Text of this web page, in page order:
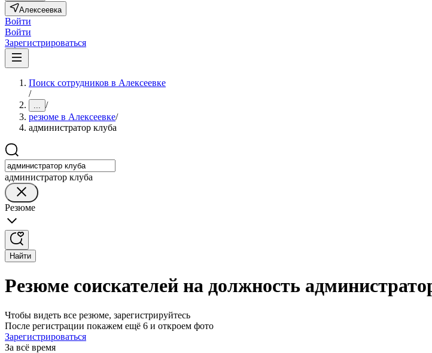
Алексеевка
Войти
Войти
Зарегистрироваться
Поиск сотрудников в Алексеевке
/
... /
резюме в Алексеевке/
администратор клуба
администратор клуба
Резюме
Найти
Резюме соискателей на должность
Чтобы видеть все резюме, зарегистрируйтесь
После регистрации покажем ещё 6 и откроем фото
Зарегистрироваться
За всё время